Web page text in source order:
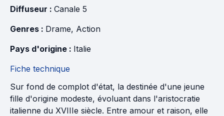
Diffuseur : Canale 5
Genres : Drame, Action
Pays d'origine : Italie
Fiche technique
Sur fond de complot d'état, la destinée d'une jeune
fille d'origine modeste, évoluant dans l'aristocratie
italienne du XVIIIe siècle. Entre amour et raison, elle